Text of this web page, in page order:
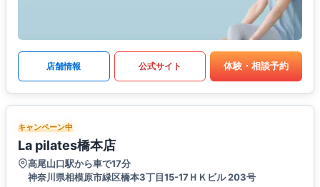
店舗情報 公式サイト 体験・相談予約
キャンペーン中
La pilates橋本店
高尾山口駅から車で17分
神奈川県相模原市緑区橋本3丁目15-17ＨＫビル 203号